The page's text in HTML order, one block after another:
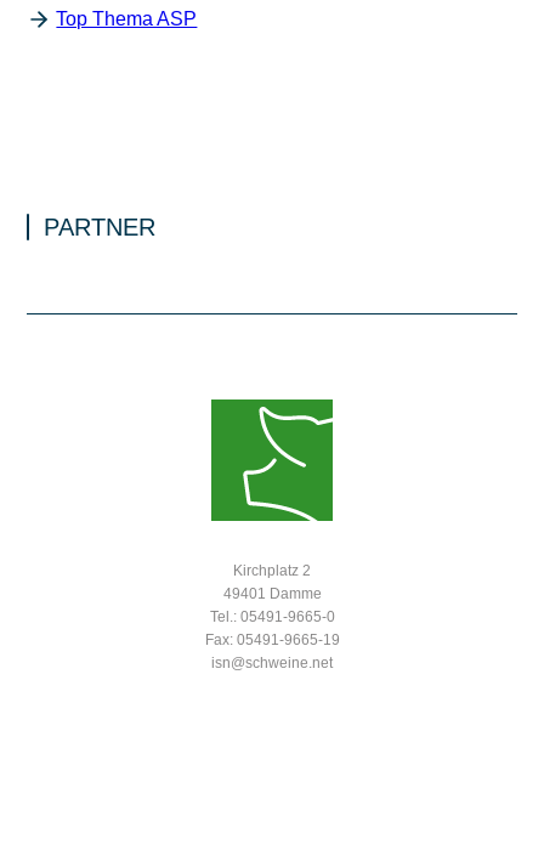
Top Thema ASP
PARTNER
Kirchplatz 2
49401 Damme
Tel.: 05491-9665-0
Fax: 05491-9665-19
isn@schweine.net